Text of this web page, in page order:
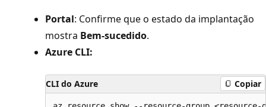
Portal: Confirme que o estado da implantação
mostra Bem-sucedido.
Azure CLI:
CLI do Azure Copiar